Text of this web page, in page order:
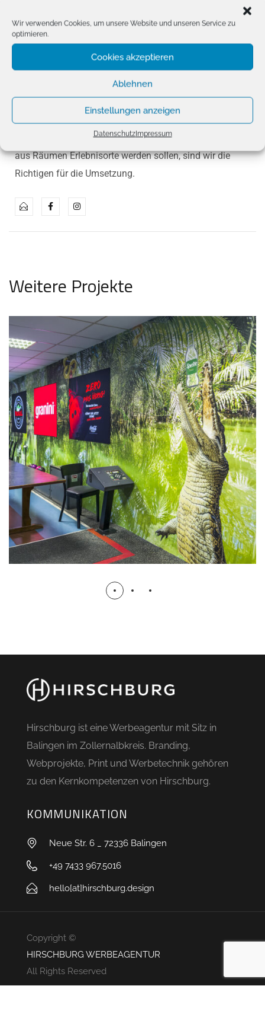
Wir verwenden Cookies, um unsere Website und unseren Service zu
optimieren.
Cookies akzeptieren
Ablehnen
Einstellungen anzeigen
DatenschutzImpressum
nur gut aussieht, sondern auch für ein angenehmes
Raumgefühl sorgt
Farben, Materialien und Licht sind perfekt
aufeinander abgestimmt
Gäste sofort abholt – und genau das macht den
Unterschied. Ob Store, Restaurant oder Geschäft: Wenn
aus Räumen Erlebnisorte werden sollen, sind wir die
Richtigen für die Umsetzung.
Weitere Projekte
Krokodil Balingen
Raumkonzept
NAHTLOS TAPETE
RAUMKONZEPT
WERBETECHNIK
Hirschburg ist eine Werbeagentur mit Sitz in
Balingen im Zollernalbkreis. Branding,
Webprojekte, Print und Werbetechnik gehören
zu den Kernkompetenzen von Hirschburg.
KOMMUNIKATION
Neue Str. 6 _ 72336 Balingen
+49 7433 967.5016
hello[at]hirschburg.design
Copyright ©
HIRSCHBURG WERBEAGENTUR
All Rights Reserved